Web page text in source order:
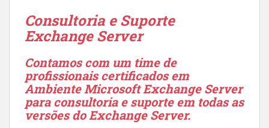
Consultoria e Suporte
Exchange Server
Contamos com um time de
profissionais certificados em
Ambiente Microsoft Exchange Server
para consultoria e suporte em todas as
versões do Exchange Server.